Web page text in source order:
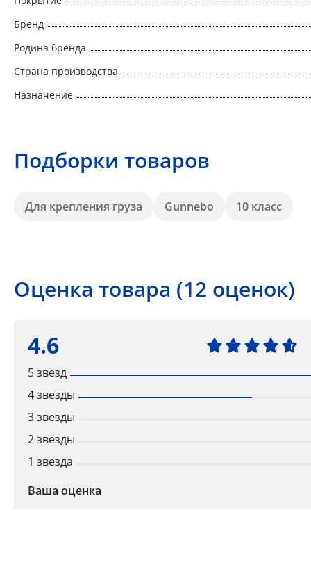
Бренд
Родина бренда
Страна производства
Назначение
Подборки товаров
Для крепления груза Gunnebo 10 класс
Оценка товара (12 оценок)
4.6
5 звезд
4 звезды
3 звезды
2 звезды
1 звезда
Ваша оценка